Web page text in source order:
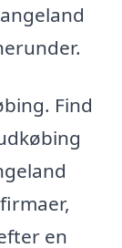
Find
en